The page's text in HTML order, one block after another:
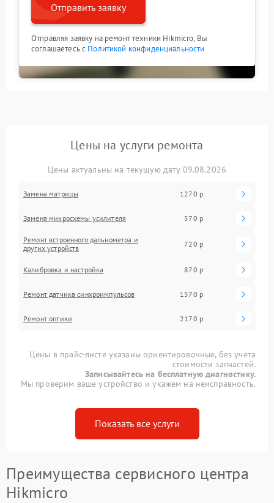
Отправить заявку
Отправляя заявку на ремонт техники Hikmicro, Вы
соглашаетесь с Политикой конфиденциальности
Цены на услуги ремонта
Цены актуальны на текущую дату 09.08.2026
Замена матрицы 1270 р
Замена микросхемы усилителя 570 р
Ремонт встроенного дальнометра и
других устройств
720 р
Калибровка и настройка 870 р
Ремонт датчика синхроимпульсов 1570 р
Ремонт оптики 2170 р
Цены в прайс-листе указаны ориентировочные, без учета
стоимости запчастей.
Записывайтесь на бесплатную диагностику.
Мы проверим ваше устройство и укажем на неисправность.
Показать все услуги
Преимущества сервисного центра
Hikmicro